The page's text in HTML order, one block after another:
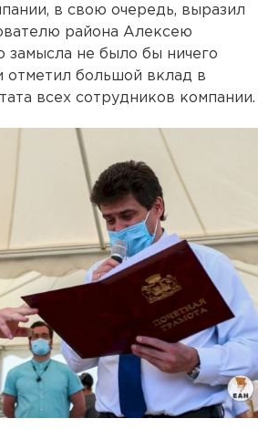
в свою очередь, выразил
района Алексею
замысла не было бы ничего
отметил большой вклад в
всех сотрудников компании.